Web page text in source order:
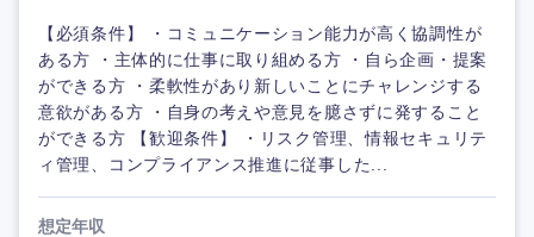
【必須条件】 ・コミュニケーション能力が高く協調性が
ある方 ・主体的に仕事に取り組める方 ・自ら企画・提案
ができる方 ・柔軟性があり新しいことにチャレンジする
意欲がある方 ・自身の考えや意見を臆さずに発すること
ができる方 【歓迎条件】 ・リスク管理、情報セキュリテ
ィ管理、コンプライアンス推進に従事した...
想定年収